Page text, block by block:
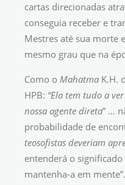
cartas direcionadas
conseguia receber e
Mestres até sua morte
mesmo grau que na
Como o Mahatma K.H.
HPB: “Ela tem tudo a
nossa agente direta” …
probabilidade de
teosofistas deveriam
entenderá o
mantenha-a em mente”.